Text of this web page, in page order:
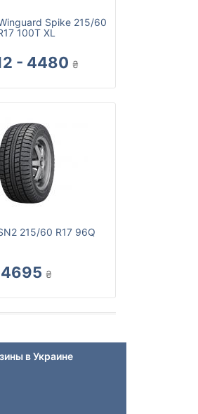
Spike 215/60
100T XL
- 4480 ₴
215/60 R17 96Q
4695 ₴
в Украине